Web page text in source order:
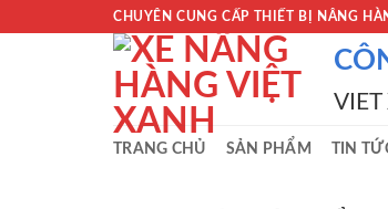
CHUYÊN CUNG CẤP THIẾT BỊ NÂNG
TRANG CHỦ SẢN PHẨM TIN